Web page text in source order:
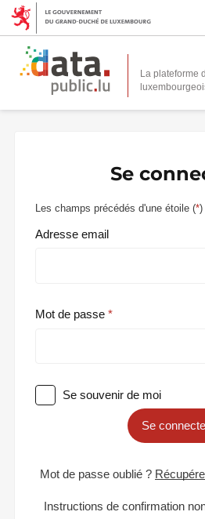
La plateforme
Se
Les champs précédés d'une étoile (*)
Adresse email
Mot de passe
Se souvenir de moi
Se
Mot de passe oublié ?
Instructions de confirmation